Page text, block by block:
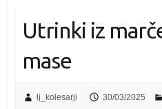
Utrinki iz
mase
lj_kolesarji 30/03/2025